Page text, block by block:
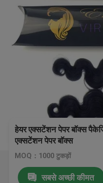
हेयर एक्सटेंशन पेपर बॉक्स
एक्सटेंशन पेपर बॉक्स
MOQ：1000 टुकड़ों
सबसे अच्छी कीमत